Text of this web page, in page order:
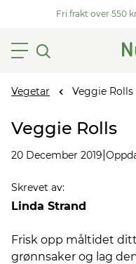
Fri frakt over 550
Vegetar Veggie Rolls
Veggie Rolls
20 December 2019
Skrevet av:
Linda Strand
Frisk opp måltidet
grønnsaker og lag